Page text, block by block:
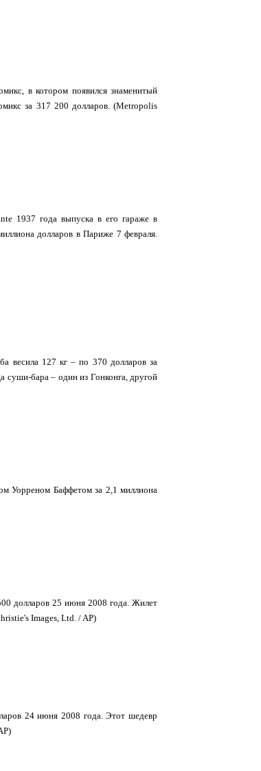
в котором появился знаменитый
за 317 200 долларов. (Metropolis
1937 года выпуска в его гараже в
долларов в Париже 7 февраля.
весила 127 кг – по 370 долларов за
суши-бара – один из Гонконга, другой
Уорреном Баффетом за 2,1 миллиона
долларов 25 июня 2008 года. Жилет
Images, Ltd. / AP)
24 июня 2008 года. Этот шедевр